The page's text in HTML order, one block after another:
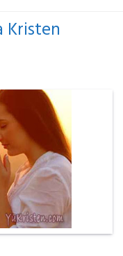
Kristen